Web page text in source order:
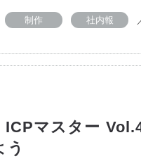
制作 社内報
ICPマスター
う